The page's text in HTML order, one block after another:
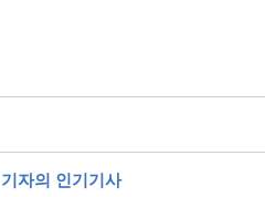
기자의 인기기사